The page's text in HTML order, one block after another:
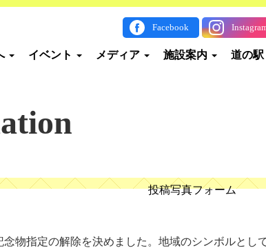
Facebook
イベント メディア 施設案内 道の駅
投稿写真フォーム
物指定の解除を決めました。地域のシンボルとし